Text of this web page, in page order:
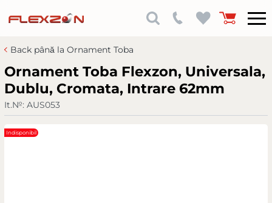
Back până la Ornament Toba
Ornament Toba Flexzon, Universala,
Dublu, Cromata, Intrare 62mm
It.№: AUS053
Indisponibil